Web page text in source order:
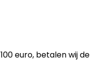
euro, betalen wij de